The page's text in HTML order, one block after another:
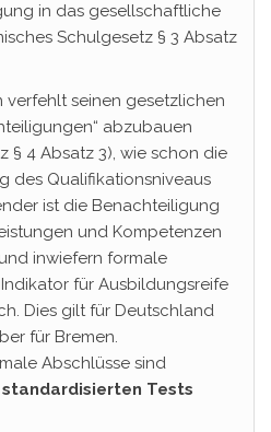
in das gesellschaftliche
Schulgesetz § 3 Absatz
verfehlt seinen gesetzlichen
abzubauen
§ 4 Absatz 3), wie schon die
des Qualifikationsniveaus
ist die Benachteiligung
und Kompetenzen
inwiefern formale
für Ausbildungsreife
Dies gilt für Deutschland
für Bremen.
Abschlüsse sind
standardisierten Tests